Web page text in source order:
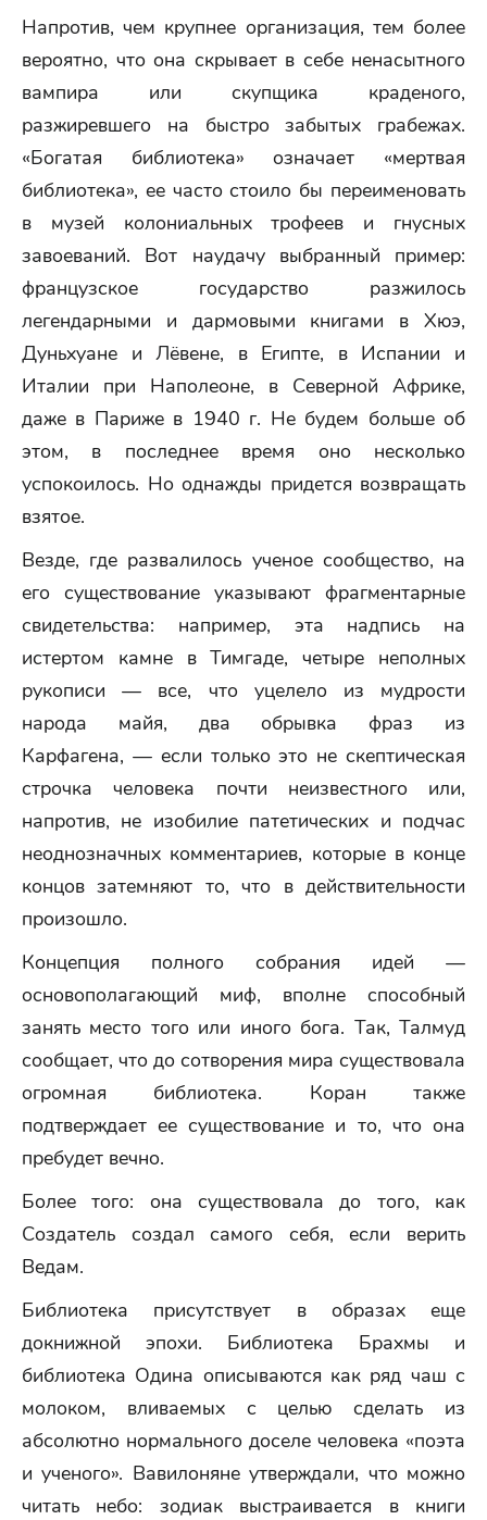
Напротив, чем крупнее организация, тем более
вероятно, что она скрывает в себе ненасытного
вампира или скупщика краденого,
разжиревшего на быстро забытых грабежах.
«Богатая библиотека» означает «мертвая
библиотека», ее часто стоило бы переименовать
в музей колониальных трофеев и гнусных
завоеваний. Вот наудачу выбранный пример:
французское государство разжилось
легендарными и дармовыми книгами в Хюэ,
Дуньхуане и Лёвене, в Египте, в Испании и
Италии при Наполеоне, в Северной Африке,
даже в Париже в 1940 г. Не будем больше об
этом, в последнее время оно несколько
успокоилось. Но однажды придется возвращать
взятое.
Везде, где развалилось ученое сообщество, на
его существование указывают фрагментарные
свидетельства: например, эта надпись на
истертом камне в Тимгаде, четыре неполных
рукописи — все, что уцелело из мудрости
народа майя, два обрывка фраз из
Карфагена, — если только это не скептическая
строчка человека почти неизвестного или,
напротив, не изобилие патетических и подчас
неоднозначных комментариев, которые в конце
концов затемняют то, что в действительности
произошло.
Концепция полного собрания идей —
основополагающий миф, вполне способный
занять место того или иного бога. Так, Талмуд
сообщает, что до сотворения мира существовала
огромная библиотека. Коран также
подтверждает ее существование и то, что она
пребудет вечно.
Более того: она существовала до того, как
Создатель создал самого себя, если верить
Ведам.
Библиотека присутствует в образах еще
докнижной эпохи. Библиотека Брахмы и
библиотека Одина описываются как ряд чаш с
молоком, вливаемых с целью сделать из
абсолютно нормального доселе человека «поэта
и ученого». Вавилоняне утверждали, что можно
читать небо: зодиак выстраивается в книги